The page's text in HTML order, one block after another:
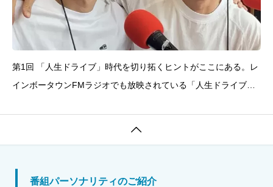
第1回 「人生ドライブ」時代を切り拓くヒントがここにある。レ
インボータウンFMラジオでも放映されている「人生ドライブ」

番組パーソナリティのご紹介